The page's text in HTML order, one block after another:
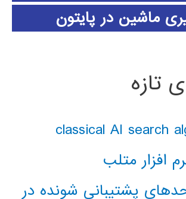
ماشین در پایتون
تازه
افزار متلب
پشتیبانی شونده در